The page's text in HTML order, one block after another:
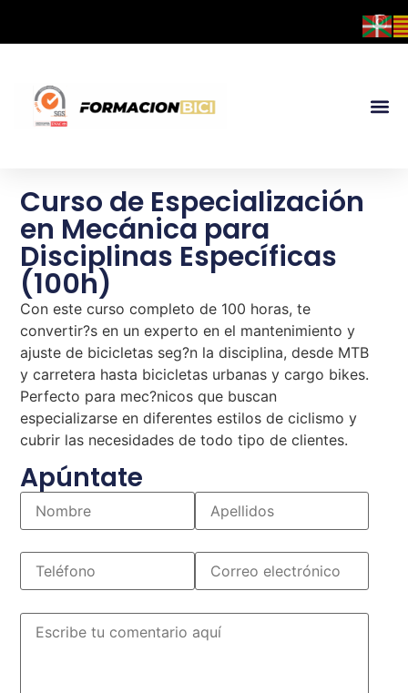
Curso de Especialización
en Mecánica para
Disciplinas Específicas
(100h)
Con este curso completo de 100 horas, te
convertir?s en un experto en el mantenimiento y
ajuste de bicicletas seg?n la disciplina, desde MTB
y carretera hasta bicicletas urbanas y cargo bikes.
Perfecto para mec?nicos que buscan
especializarse en diferentes estilos de ciclismo y
cubrir las necesidades de todo tipo de clientes.
Apúntate